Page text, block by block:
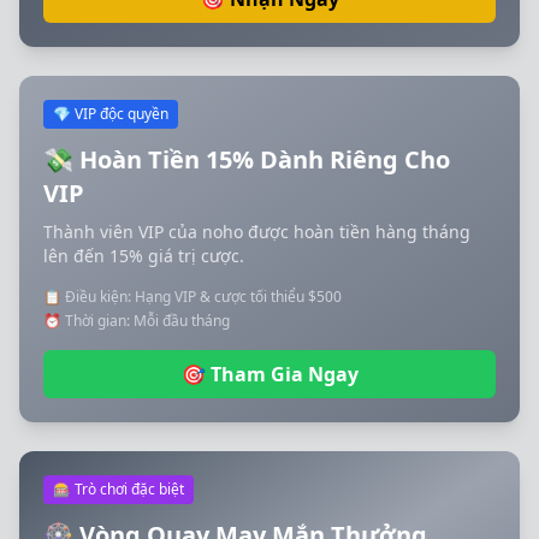
💎 VIP độc quyền
💸 Hoàn Tiền 15% Dành Riêng Cho
VIP
Thành viên VIP của noho được hoàn tiền hàng tháng
lên đến 15% giá trị cược.
📋 Điều kiện: Hạng VIP & cược tối thiểu $500
⏰ Thời gian: Mỗi đầu tháng
🎯 Tham Gia Ngay
🎰 Trò chơi đặc biệt